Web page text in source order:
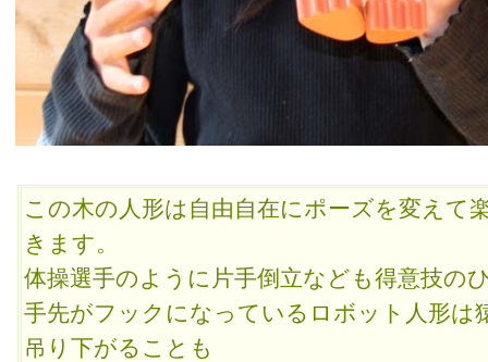
この木の人形は自由自在にポーズを変えて
きます。
体操選手のように片手倒立なども得意技の
手先がフックになっているロボット人形は
吊り下がることも